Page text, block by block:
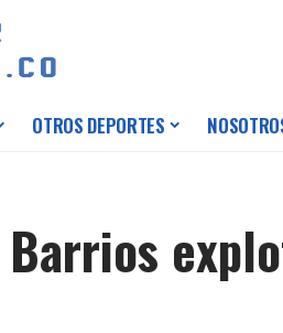
OTROS DEPORTES